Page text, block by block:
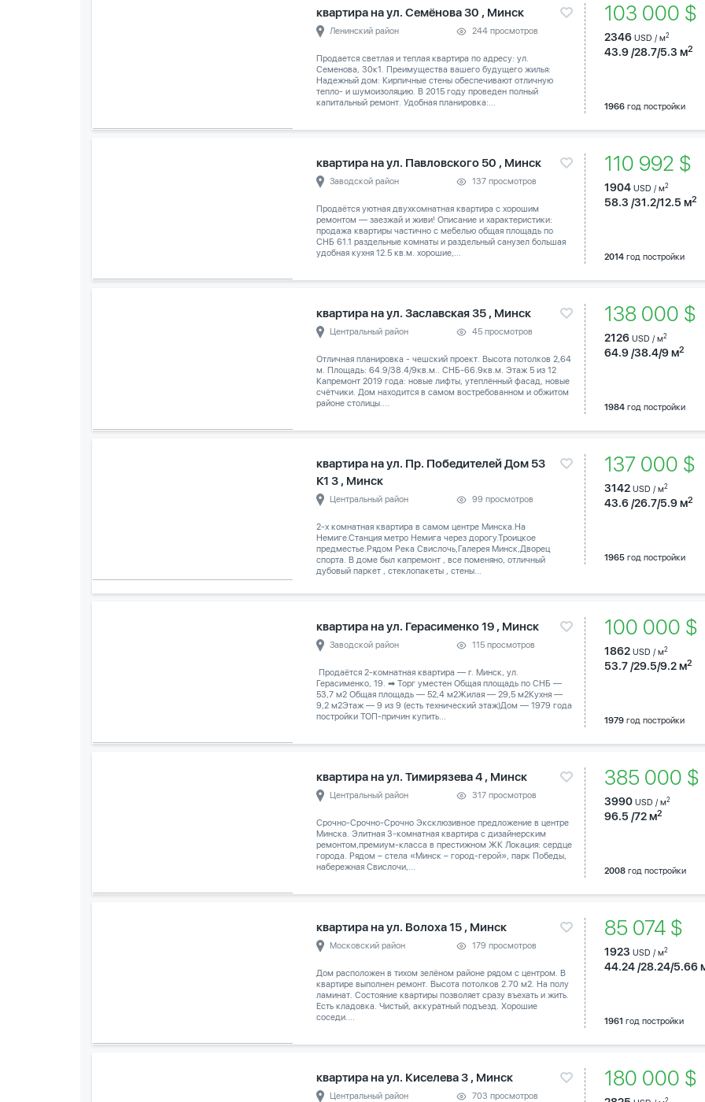
квартира на ул. Семёнова 30 , Минск
Ленинский район 244 просмотров
Продается светлая и теплая квартира по адресу: ул.
Семенова, 30к1. Преимущества вашего будущего жилья:
Надежный дом: Кирпичные стены обеспечивают отличную
тепло- и шумоизоляцию. В 2015 году проведен полный
капитальный ремонт. Удобная планировка:...
103 000 $
2346 USD / м2
43.9 /28.7/5.3 м2
1966год постройки
квартира на ул. Павловского 50 , Минск
Заводской район 137 просмотров
Продаётся уютная двухкомнатная квартира с хорошим
ремонтом — заезжай и живи! Описание и характеристики:
продажа квартиры частично с мебелью общая площадь по
СНБ 61.1 раздельные комнаты и раздельный санузел большая
удобная кухня 12.5 кв.м. хорошие,...
110 992 $
1904 USD / м2
58.3 /31.2/12.5 м2
2014год постройки
квартира на ул. Заславская 35 , Минск
Центральный район 45 просмотров
Отличная планировка - чешский проект. Высота потолков 2,64
м. Площадь: 64.9/38.4/9кв.м.. СНБ-66.9кв.м. Этаж 5 из 12
Капремонт 2019 года: новые лифты, утеплённый фасад, новые
счётчики. Дом находится в самом востребованном и обжитом
районе столицы....
138 000 $
2126 USD / м2
64.9 /38.4/9 м2
1984год постройки
квартира на ул. Пр. Победителей Дом 53
К1 3 , Минск
Центральный район 99 просмотров
2-х комнатная квартира в самом центре Минска.На
Немиге.Станция метро Немига через дорогу.Троицкое
предместье.Рядом Река Свислочь,Галерея Минск,Дворец
спорта. В доме был капремонт , все поменяно, отличный
дубовый паркет , стеклопакеты , стены...
137 000 $
3142 USD / м2
43.6 /26.7/5.9 м2
1965год постройки
квартира на ул. Герасименко 19 , Минск
Заводской район 115 просмотров
️ Продаётся 2-комнатная квартира — г. Минск, ул.
Герасименко, 19. ➡ Торг уместен Общая площадь по СНБ —
53,7 м2 Общая площадь — 52,4 м2Жилая — 29,5 м2Кухня —
9,2 м2Этаж — 9 из 9 (есть технический этаж)Дом — 1979 года
постройки ТОП-причин купить...
100 000
1862 USD / м2
53.7 /29.5/9.2 м2
1979год постройки
квартира на ул. Тимирязева 4 , Минск
Центральный район 317 просмотров
Срочно-Срочно-Срочно Эксклюзивное предложение в центре
Минска. Элитная 3-комнатная квартира с дизайнерским
ремонтом,премиум-класса в престижном ЖК Локация: сердце
города. Рядом – стела «Минск – город-герой», парк Победы,
набережная Свислочи,...
385 000
3990 USD / м2
96.5 /72 м2
2008год постройки
квартира на ул. Волоха 15 , Минск
Московский район 179 просмотров
Дом расположен в тихом зелёном районе рядом с центром. В
квартире выполнен ремонт. Высота потолков 2.70 м2. На полу
ламинат. Состояние квартиры позволяет сразу въехать и жить.
Есть кладовка. Чистый, аккуратный подъезд. Хорошие
соседи....
85 074 $
1923 USD / м2
44.24 /28.24/5.66
1961 год постройки
квартира на ул. Киселева 3 , Минск
Центральный район 703 просмотров
180 000 $